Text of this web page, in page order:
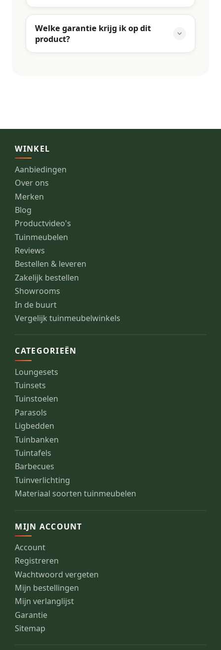
Welke garantie krijg ik op dit
product?
WINKEL
Aanbiedingen
Over ons
Merken
Blog
Productvideo's
Tuinmeubelen
Reviews
Bestellen & leveren
Zakelijk bestellen
Showrooms
In de buurt
Vergelijk tuinmeubelwinkels
CATEGORIEËN
Loungesets
Tuinsets
Tuinstoelen
Parasols
Ligbedden
Tuinbanken
Tuintafels
Barbecues
Tuinverlichting
Materiaal soorten tuinmeubelen
MIJN ACCOUNT
Account
Registreren
Wachtwoord vergeten
Mijn bestellingen
Mijn verlanglijst
Garantie
Sitemap